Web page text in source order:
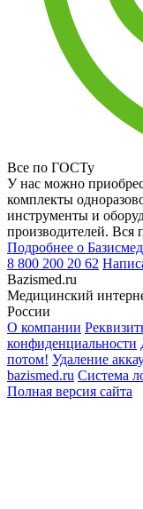
Все по ГОСТу
У нас можно
комплекты
инструменты и
производителей. Вся
Подробнее о Базисмед
8 800 200 20 62
Bazismed.ru
Медицинский
России
О компании
конфиденциальности
потом! Удаление
bazismed.ru Система
Полная версия сайта